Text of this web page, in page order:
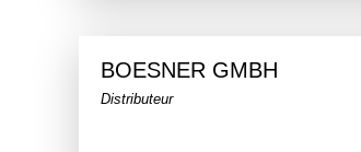
BOESNER GMBH
Distributeur